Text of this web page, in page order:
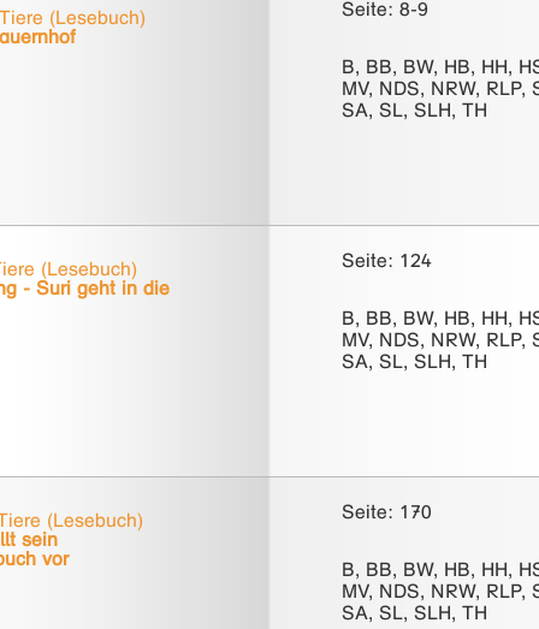
(Lesebuch)
Seite: 8-9
B, BB, BW, HB, HH,
MV, NDS, NRW, RLP,
SA, SL, SLH, TH
(Lesebuch)
- Suri geht in die
Seite: 124
B, BB, BW, HB, HH,
MV, NDS, NRW, RLP,
SA, SL, SLH, TH
(Lesebuch)
sein
vor
Seite: 170
B, BB, BW, HB, HH,
MV, NDS, NRW, RLP,
SA, SL, SLH, TH